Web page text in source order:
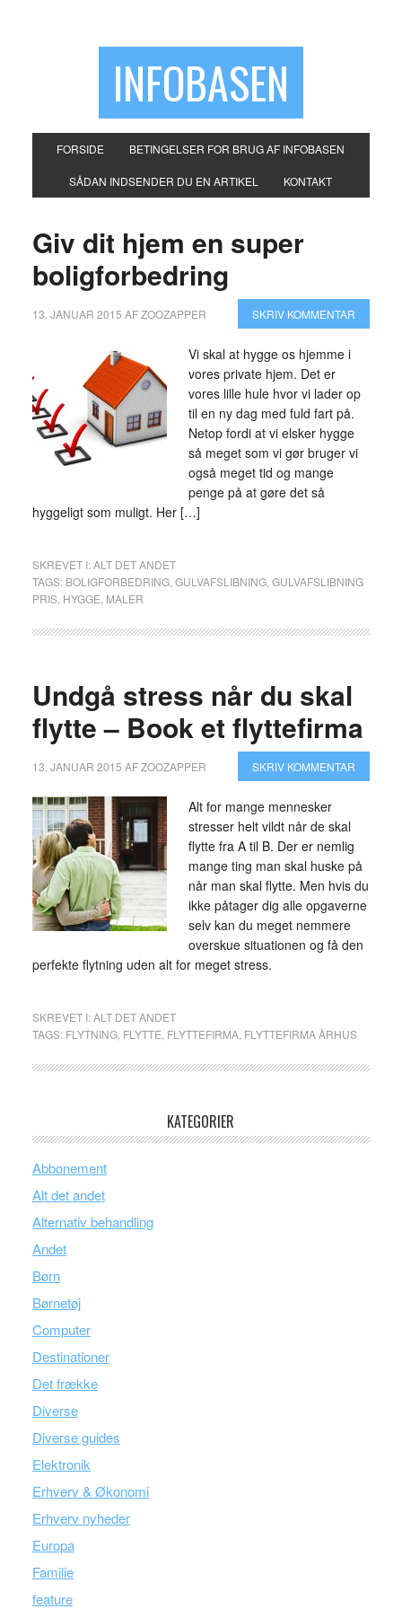
INFOBASEN
FORSIDE BETINGELSER FOR BRUG AF INFOBASEN
SÅDAN INDSENDER DU EN ARTIKEL KONTAKT
Giv dit hjem en super
boligforbedring
13. JANUAR 2015 AFZOOZAPPER SKRIV KOMMENTAR
Vi skal at hygge os hjemme i
vores private hjem. Det er
vores lille hule hvor vi lader op
til en ny dag med fuld fart på.
Netop fordi at vi elsker hygge
så meget som vi gør bruger vi
også meget tid og mange
penge på at gøre det så
hyggeligt som muligt. Her […]
SKREVET I:ALT DET ANDET
TAGS: BOLIGFORBEDRING, GULVAFSLIBNING, GULVAFSLIBNING
PRIS, HYGGE MALER
Undgå stress når du skal
flytte – Book et flyttefirma
13. JANUAR 2015 AFZOOZAPPER SKRIV KOMMENTAR
Alt for mange mennesker
stresser helt vildt når de skal
flytte fra A til B. Der er nemlig
mange ting man skal huske på
når man skal flytte. Men hvis du
ikke påtager dig alle opgaverne
selv kan du meget nemmere
overskue situationen og få den
perfekte flytning uden alt for meget stress.
SKREVET I:ALT DET ANDET
TAGS: FLYTNING, FLYTTE FLYTTEFIRMA, FLYTTEFIRMA ÅRHUS
KATEGORIER
Abbonement
Alt det andet
Alternativ behandling
Andet
Børn
Børnetøj
Computer
Destinationer
Det frække
Diverse
Diverse guides
Elektronik
Erhverv & Økonomi
Erhverv nyheder
Europa
Familie
feature